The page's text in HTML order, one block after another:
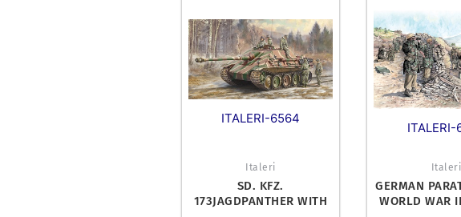
ITALERI-6564
Italeri
SD. KFZ.
173JAGDPANTHER WITH
ITALERI-
Italeri
GERMAN
WORLD WAR